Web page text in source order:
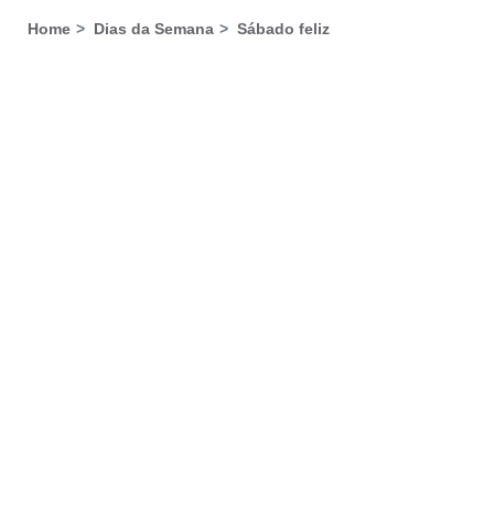
Home Dias da Semana Sábado feliz